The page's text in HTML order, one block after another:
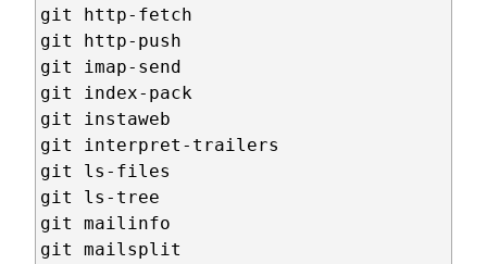
git http-fetch
git http-push
git imap-send
git index-pack
git instaweb
git interpret-trailers
git ls-files
git ls-tree
git mailinfo
git mailsplit